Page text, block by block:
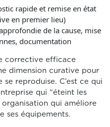
rapide et remise en état
en premier lieu)
de la cause, mise
documentation
corrective efficace
dimension curative pour
reproduise. C’est ce qui
qui “éteint les
qui améliore
ses équipements.